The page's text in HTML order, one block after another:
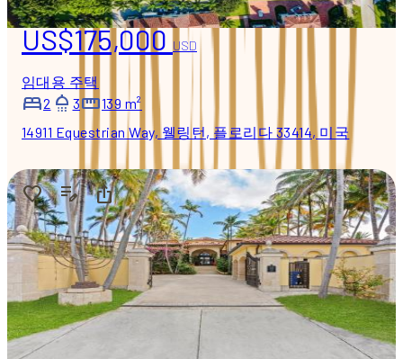
US$175,000USD
임대용 주택
2
3
139 m²
14911 Equestrian Way, 웰링턴, 플로리다 33414, 미국